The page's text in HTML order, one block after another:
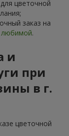
цветочной
заказ на
любимой.
и
при
в г.
цветочной